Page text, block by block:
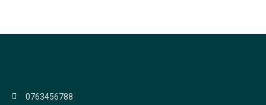
0763456788